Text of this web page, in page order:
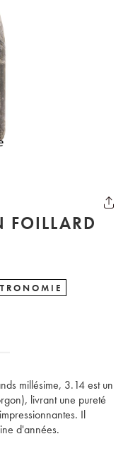
millésime, 3.14 est un
livrant une pureté
Il
d'années.